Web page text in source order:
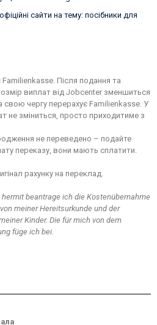
сайти на тему: посібники для
Після подання та
виплат від Jobcenter зменшиться
а свою чергу перерахує Familienkasse. У
не зміниться, просто приходитиме з
не переведено – подайте
переказу, вони мають сплатити.
рахунку на переклад.
hermit beantrage ich die Kostenübernahme
meiner Hereitsurkunde und der
Kinder. Die für mich von dem
füge ich bei.